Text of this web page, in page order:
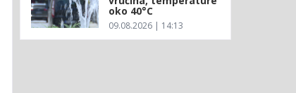
oko 40°C
09.08.2026 | 14:13